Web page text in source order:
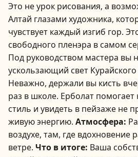
Это не урок рисования, а
Алтай глазами художника,
чувствует каждый изгиб гор.
свободного пленэра в самом
Под руководством мастера вы
ускользающий свет Курайского
Неважно, держали вы кисть
раз в школе. Ерболат
стиль и увидеть в пейзаже не
живую энергию. Атмосфера:
воздухе, там, где вдохновение
ветре. Что в итоге: Ваша